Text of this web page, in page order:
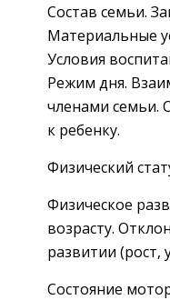
Состав семьи.
Материальные
Условия
Режим дня.
членами семьи.
к ребенку.
Физический
Физическое
возрасту.
развитии (рост,
Состояние